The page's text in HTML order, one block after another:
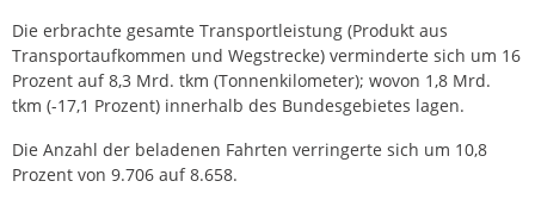
Die erbrachte gesamte Transportleistung (Produkt aus
Transportaufkommen und Wegstrecke) verminderte sich um 16
Prozent auf 8,3 Mrd. tkm (Tonnenkilometer); wovon 1,8 Mrd.
tkm (-17,1 Prozent) innerhalb des Bundesgebietes lagen.
Die Anzahl der beladenen Fahrten verringerte sich um 10,8
Prozent von 9.706 auf 8.658.